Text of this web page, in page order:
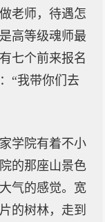
老师，待遇怎
高等级魂师最
七个前来报名
“我带你们去
学院有着不小
的那座山景色
气的感觉。宽
的树林，走到